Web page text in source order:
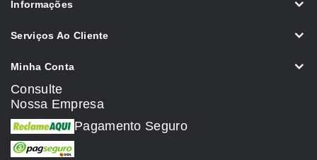
Informações
Serviços Ao Cliente
Minha Conta
Consulte
Nossa Empresa
Pagamento Seguro